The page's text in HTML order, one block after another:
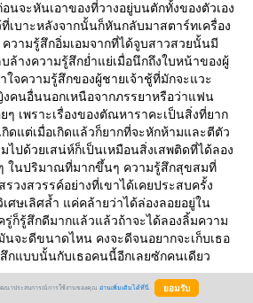
นจะหันเอาของที่วางอยู่บนตักทั้งของตัวเอง
เบาะหลังจากนั้นก็หันกลับมาสตาร์ทเครื่อง
วามรู้สึกอิ่มเอมจากที่ได้จูบสาวสวยนั้นมี
ล้างความรู้สึกย่ำแย่เมื่อนึกถึงใบหน้าของผู้
ใจความรู้สึกของผู้ชายเจ้าชู้ที่มักจะแวะ
งคนอื่นนอกเหนือจากภรรยาหรือว่าแฟน
ๆ เพราะเรื่องของตัณหาราคะเป็นสิ่งที่ยาก
ดแต่เมื่อเกิดแล้วก็ยากที่จะหักห้ามและตีตัว
ไปด้วยเสน่ห์ก็เป็นเหมือนสิ่งเสพติดที่ได้ลอง
ในปริมาณที่มากขึ้นๆ ความรู้สึกสุขสมที่
วงสวรรค์อย่างที่เขาได้เคยประสบครั้ง
ศษเลิศล้ำ แค่คล้ายว่าได้ล่องลอยอยู่ใน
รู่ก็รู้สึกดีมากแล้วแล้วถ้าจะได้ลองลิ้มความ
จะดีขนาดไหน คงจะดีจนอยากจะเก็บเธอ
กแบบนั้นกับเธอคนนี้อีกเลยซักคนเดียว
หายไปนาน ยังมีคนรออ่านอยู่หรือเปล่าเนี่ย
ฒนาประสบการณ์การใช้งานของคุณ อ่านเพิ่มเติมได้ที่นี่